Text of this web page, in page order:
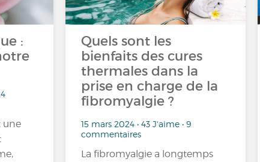
:
une
Quels sont les
bienfaits des cures
thermales dans la
prise en charge de la
fibromyalgie ?
15 mars 2024 • 43 J'aime • 9
commentaires
La fibromyalgie a longtemps